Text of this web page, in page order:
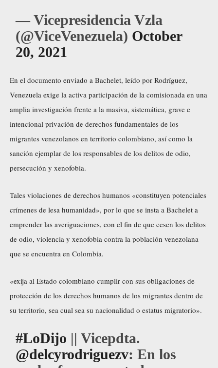
— Vicepresidencia Vzla
(@ViceVenezuela) October
20, 2021
En el documento enviado a Bachelet, leído por Rodríguez,
Venezuela exige la activa participación de la comisionada en una
amplia investigación frente a la masiva, sistemática, grave e
intencional privación de derechos fundamentales de los
migrantes venezolanos en territorio colombiano, así como la
sanción ejemplar de los responsables de los delitos de odio,
persecución y xenofobia.
Tales violaciones de derechos humanos «constituyen potenciales
crímenes de lesa humanidad», por lo que se insta a Bachelet a
emprender las averiguaciones, con el fin de que cesen los delitos
de odio, violencia y xenofobia contra la población venezolana
que se encuentra en Colombia.
«exija al Estado colombiano cumplir con sus obligaciones de
protección de los derechos humanos de los migrantes dentro de
su territorio, sea cual sea su nacionalidad o estatus migratorio».
#LoDijo || Vicepdta.
@delcyrodriguezv: En los